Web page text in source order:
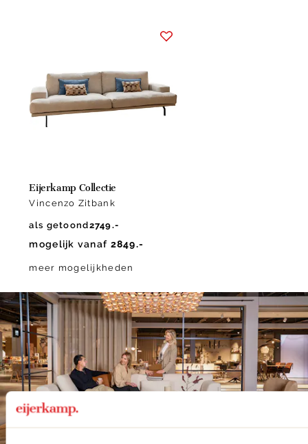
Eijerkamp Collectie
Vincenzo Zitbank
als getoond2749.-
mogelijk vanaf 2849.-
meer mogelijkheden